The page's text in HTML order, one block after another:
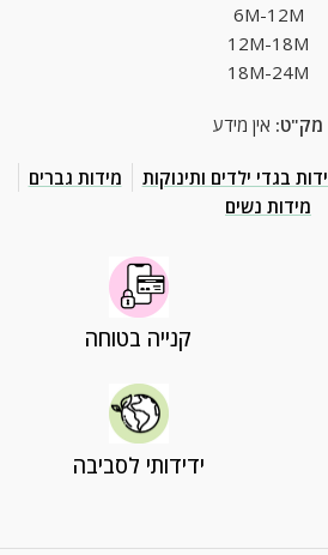
6M-12M
12M-18M
18M-24M
מק"ט: אין מידע
בגדי ילדים ותינוקות
מידות גברים
מידות נשים
קנייה בטוחה
ידידותי לסביבה